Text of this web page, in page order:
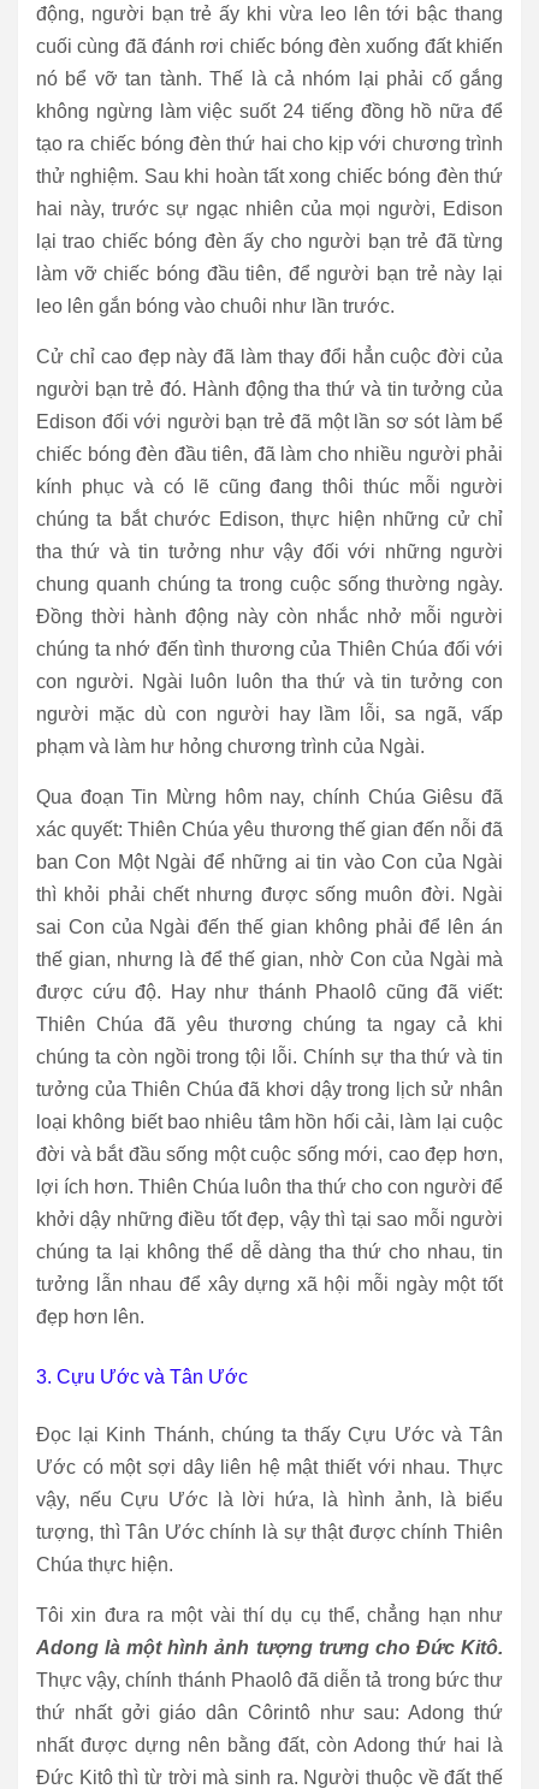
động, người bạn trẻ ấy khi vừa leo lên tới bậc thang
cuối cùng đã đánh rơi chiếc bóng đèn xuống đất khiến
nó bể vỡ tan tành. Thế là cả nhóm lại phải cố gắng
không ngừng làm việc suốt 24 tiếng đồng hồ nữa để
tạo ra chiếc bóng đèn thứ hai cho kịp với chương trình
thử nghiệm. Sau khi hoàn tất xong chiếc bóng đèn thứ
hai này, trước sự ngạc nhiên của mọi người, Edison
lại trao chiếc bóng đèn ấy cho người bạn trẻ đã từng
làm vỡ chiếc bóng đầu tiên, để người bạn trẻ này lại
leo lên gắn bóng vào chuôi như lần trước.
Cử chỉ cao đẹp này đã làm thay đổi hẳn cuộc đời của
người bạn trẻ đó. Hành động tha thứ và tin tưởng của
Edison đối với người bạn trẻ đã một lần sơ sót làm bể
chiếc bóng đèn đầu tiên, đã làm cho nhiều người phải
kính phục và có lẽ cũng đang thôi thúc mỗi người
chúng ta bắt chước Edison, thực hiện những cử chỉ
tha thứ và tin tưởng như vậy đối với những người
chung quanh chúng ta trong cuộc sống thường ngày.
Đồng thời hành động này còn nhắc nhở mỗi người
chúng ta nhớ đến tình thương của Thiên Chúa đối với
con người. Ngài luôn luôn tha thứ và tin tưởng con
người mặc dù con người hay lầm lỗi, sa ngã, vấp
phạm và làm hư hỏng chương trình của Ngài.
Qua đoạn Tin Mừng hôm nay, chính Chúa Giêsu đã
xác quyết: Thiên Chúa yêu thương thế gian đến nỗi đã
ban Con Một Ngài để những ai tin vào Con của Ngài
thì khỏi phải chết nhưng được sống muôn đời. Ngài
sai Con của Ngài đến thế gian không phải để lên án
thế gian, nhưng là để thế gian, nhờ Con của Ngài mà
được cứu độ. Hay như thánh Phaolô cũng đã viết:
Thiên Chúa đã yêu thương chúng ta ngay cả khi
chúng ta còn ngồi trong tội lỗi. Chính sự tha thứ và tin
tưởng của Thiên Chúa đã khơi dậy trong lịch sử nhân
loại không biết bao nhiêu tâm hồn hối cải, làm lại cuộc
đời và bắt đầu sống một cuộc sống mới, cao đẹp hơn,
lợi ích hơn. Thiên Chúa luôn tha thứ cho con người để
khởi dậy những điều tốt đẹp, vậy thì tại sao mỗi người
chúng ta lại không thể dễ dàng tha thứ cho nhau, tin
tưởng lẫn nhau để xây dựng xã hội mỗi ngày một tốt
đẹp hơn lên.
3. Cựu Ước và Tân Ước
Đọc lại Kinh Thánh, chúng ta thấy Cựu Ước và Tân
Ước có một sợi dây liên hệ mật thiết với nhau. Thực
vậy, nếu Cựu Ước là lời hứa, là hình ảnh, là biểu
tượng, thì Tân Ước chính là sự thật được chính Thiên
Chúa thực hiện.
Tôi xin đưa ra một vài thí dụ cụ thể, chẳng hạn như
Adong là một hình ảnh tượng trưng cho Đức Kitô.
Thực vậy, chính thánh Phaolô đã diễn tả trong bức thư
thứ nhất gởi giáo dân Côrintô như sau: Adong thứ
nhất được dựng nên bằng đất, còn Adong thứ hai là
Đức Kitô thì từ trời mà sinh ra. Người thuộc về đất thế